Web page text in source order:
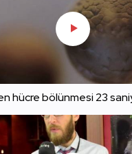
hücre bölünmesi 23